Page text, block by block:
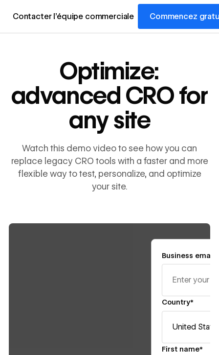
Contacter l’équipe commerciale Commencez
Optimize:
advanced CRO for
any site
Watch this demo video to see how you can
replace legacy CRO tools with a faster and more
flexible way to test, personalize, and optimize
your site.
Business email*
Country*
First name*